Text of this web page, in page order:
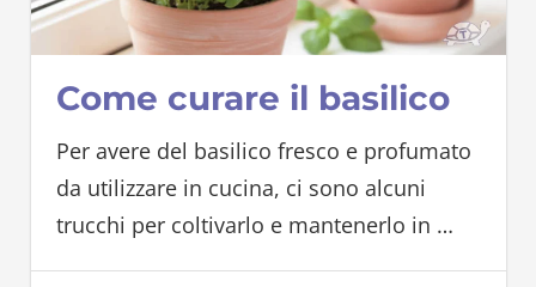
Come curare il basilico
Per avere del basilico fresco e profumato
da utilizzare in cucina, ci sono alcuni
trucchi per coltivarlo e mantenerlo in …